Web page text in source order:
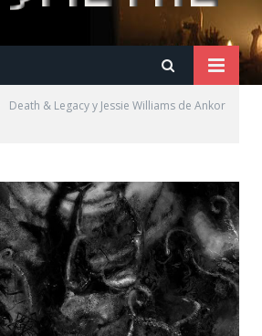
Death & Legacy y Jessie Williams de Ankor